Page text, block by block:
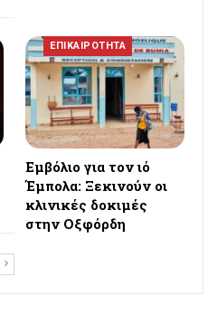
ΕΠΙΚΑΙΡΟΤΗΤΑ
Εμβόλιο για τον ιό
Έμπολα: Ξεκινούν οι
κλινικές δοκιμές
στην Οξφόρδη